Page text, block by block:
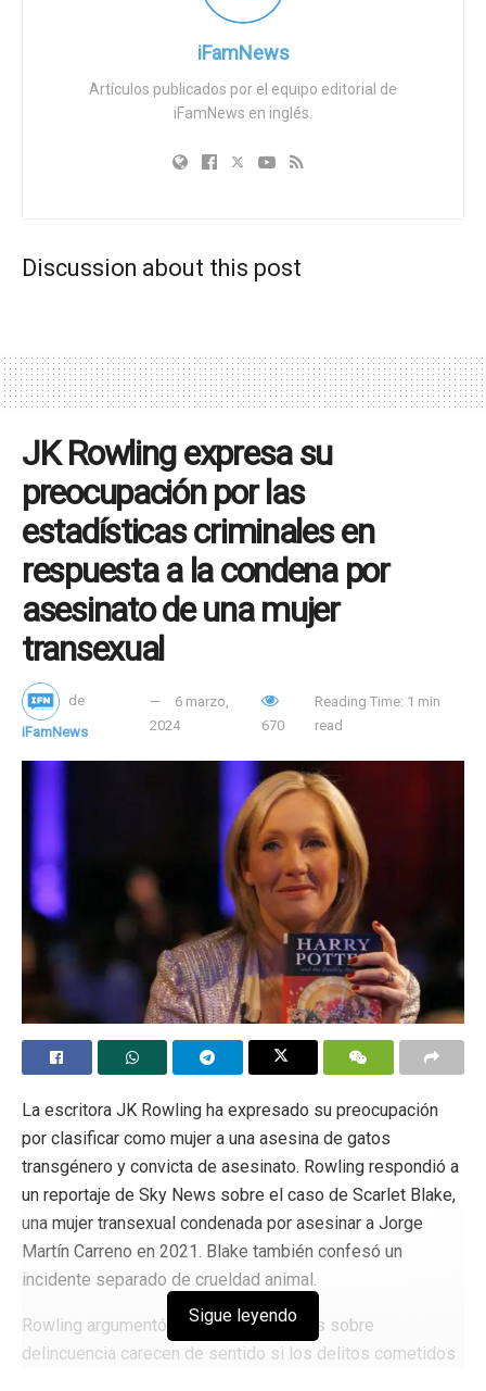
esfuerzos hacia la uniformidad borran facetas
fundamentales de la humanidad, ya que afirma que los
Según el Papa Francisco, reconocer y apreciar las
una cultura que dé prioridad a la protección de las
roles y las identidades de género ocupan un lugar
Transgenderism
iFamNews
Artículos publicados por el equipo editorial de
iFamNews en inglés.
Discussion about this post
JK Rowling expresa su
preocupación por las
estadísticas criminales en
respuesta a la condena por
asesinato de una mujer
transexual
de
iFamNews
6 marzo,
2024
670
Reading Time: 1 min
read
La escritora JK Rowling ha expresado su preocupación
por clasificar como mujer a una asesina de gatos
transgénero y convicta de asesinato. Rowling respondió a
un reportaje de Sky News sobre el caso de Scarlet Blake,
una mujer transexual condenada por asesinar a Jorge
Martín Carreno en 2021. Blake también confesó un
incidente separado de crueldad animal.
Rowling argumentó que las estadísticas sobre
delincuencia carecen de sentido si los delitos cometidos
Sigue leyendo